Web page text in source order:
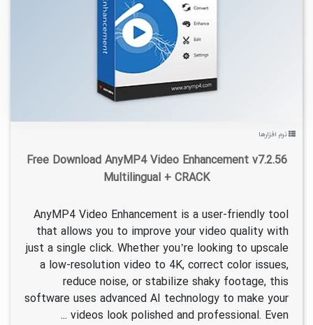
۵/۰۹K ۰
نرم افزارها
Free Download AnyMP4 Video Enhancement v7.2.56
Multilingual + CRACK
AnyMP4 Video Enhancement is a user-friendly tool
that allows you to improve your video quality with
just a single click. Whether you’re looking to upscale
a low-resolution video to 4K, correct color issues,
reduce noise, or stabilize shaky footage, this
software uses advanced AI technology to make your
videos look polished and professional. Even ...